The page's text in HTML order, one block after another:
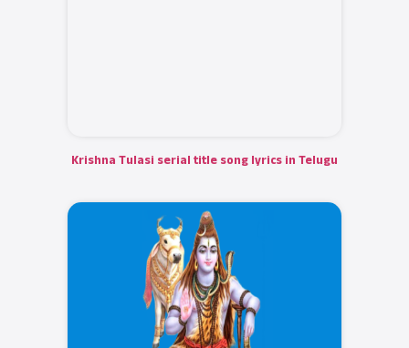
Krishna Tulasi serial title song lyrics in Telugu